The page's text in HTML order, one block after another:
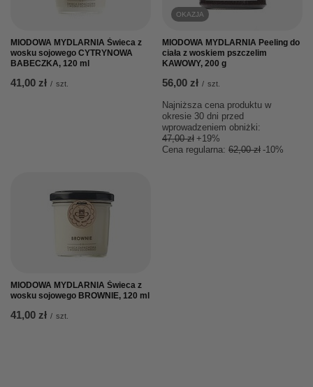
MIODOWA MYDLARNIA Świeca z
wosku sojowego CYTRYNOWA
BABECZKA, 120 ml
41,00 zł / szt.
OKAZJA
MIODOWA MYDLARNIA Peeling do
ciała z woskiem pszczelim
KAWOWY, 200 g
56,00 zł / szt.
Najniższa cena produktu w
okresie 30 dni przed
wprowadzeniem obniżki:
47,00 zł +19%
Cena regularna: 62,00 zł -10%
MIODOWA MYDLARNIA Świeca z
wosku sojowego BROWNIE, 120 ml
41,00 zł / szt.